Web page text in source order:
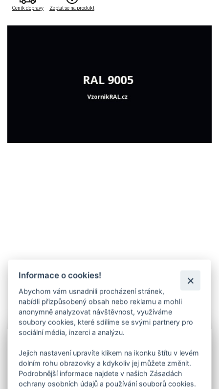
Ceník dopravy Zeptat se na produkt
Info
komaxitemRAL 9005 černá pololesk.Jedná se o
příplatek ke dveřím, které jste si objednali.
V objednávací tabulce e-shopu vyberte rozměr -
šíři dveří .
Informace o cookies!
Abychom vám usnadnili procházení stránek,
nabídli přizpůsobený obsah nebo reklamu a mohli
anonymně analyzovat návštěvnost, využíváme
soubory cookies, které sdílíme se svými partnery pro
sociální média, inzerci a analýzu.
Jejich nastavení upravíte klikem na ikonku štítu v levém
dolním rohu obrazovky a kdykoliv jej můžete změnit.
Podrobnější informace najdete v našich Zásadách
ochrany osobních údajů a používání souborů cookies.